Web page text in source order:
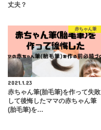
丈夫？
赤ちゃん筆
2021.1.23
赤ちゃん筆(胎毛筆)を作って失敗
して後悔したママの赤ちゃん筆
(胎毛筆)を…